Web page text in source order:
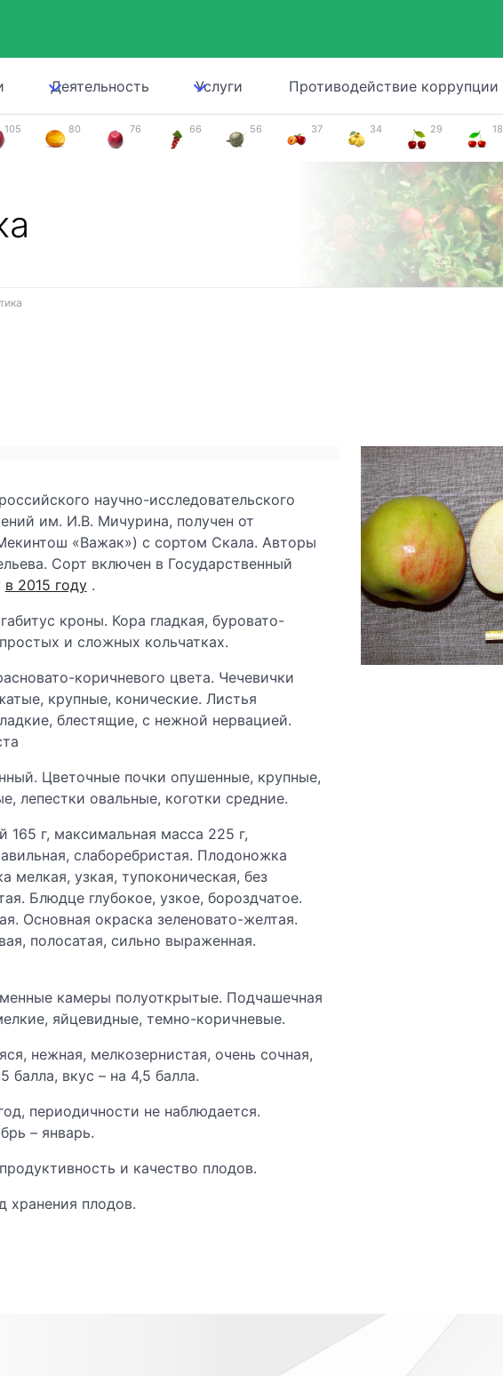
Деятельность Услуги Противодействие коррупции
105 80 76 66 56 37 34 29 18
научно-исследовательского
им. И.В. Мичурина, получен от
«Важак») с сортом Скала. Авторы
Сорт включен в Государственный
в 2015 году .
кроны. Кора гладкая, буровато-
и сложных кольчатках.
коричневого цвета. Чечевички
крупные, конические. Листья
блестящие, с нежной нервацией.
Цветочные почки опушенные, крупные,
лепестки овальные, коготки средние.
г, максимальная масса 225 г,
слаборебристая. Плодоножка
мелкая, узкая, тупоконическая, без
Блюдце глубокое, узкое, бороздчатое.
Основная окраска зеленовато-желтая.
полосатая, сильно выраженная.
камеры полуоткрытые. Подчашечная
яйцевидные, темно-коричневые.
нежная, мелкозернистая, очень сочная,
балла, вкус – на 4,5 балла.
периодичности не наблюдается.
– январь.
и качество плодов.
хранения плодов.